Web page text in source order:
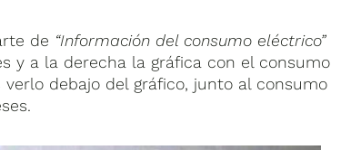
de “Información del consumo eléctrico”
y a la derecha la gráfica con el consumo
debajo del gráfico, junto al consumo